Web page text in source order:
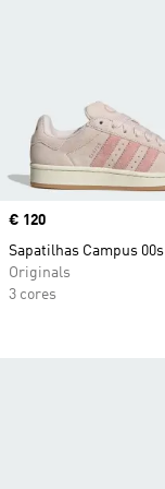
Price
€ 120
Sapatilhas Campus 00s
Originals
3 cores